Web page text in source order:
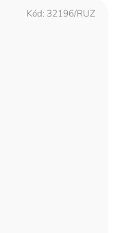
Kód: 32196/RUZ